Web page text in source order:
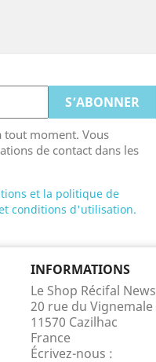
tout moment. Vous
de contact dans les
et la politique de
conditions d'utilisation.
INFORMATIONS
Le Shop Récifal News
20 rue du Vignemale
11570 Cazilhac
France
Écrivez-nous :